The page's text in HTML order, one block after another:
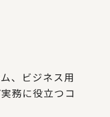
、ビジネス用
務に役立つコ